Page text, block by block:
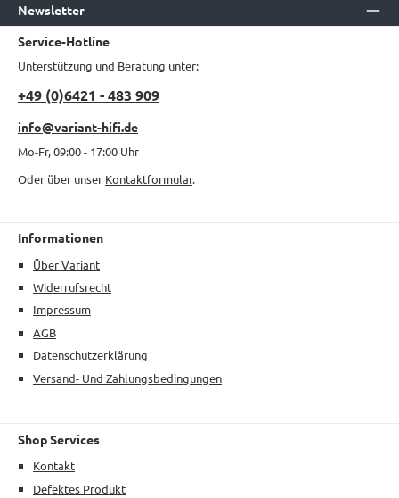
Newsletter
Service-Hotline
Unterstützung und Beratung unter:
+49 (0)6421 - 483 909
info@variant-hifi.de
Mo-Fr, 09:00 - 17:00 Uhr
Oder über unser Kontaktformular.
Informationen
Über Variant
Widerrufsrecht
Impressum
AGB
Datenschutzerklärung
Versand- Und Zahlungsbedingungen
Shop Services
Kontakt
Defektes Produkt